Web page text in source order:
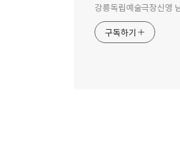
강릉독립예술극장신영
구독하기